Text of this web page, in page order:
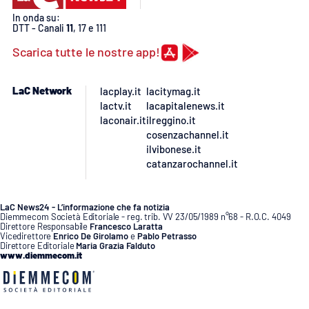
SPECIALI
Buona Sanità Calabria
LA
CALABRIAVISIONE
Storie
LAC
NETWORK
In onda su:
DTT - Canali 11, 17 e 111
Scarica tutte le nostre app!
LaC Network
lacplay.it
lactv.it
laconair.it
lacitymag.it
lacapitalenews.it
ilreggino.it
cosenzachannel.it
ilvibonese.it
catanzarochannel.it
LaC News24 - L’informazione che fa notizia
Diemmecom Società Editoriale - reg. trib. VV 23/05/1989 n°68 - R.O.C. 4049
Direttore Responsabile Francesco Laratta
Vicedirettore Enrico De GirolamoePablo Petrasso
Direttore Editoriale Maria Grazia Falduto
www.diemmecom.it